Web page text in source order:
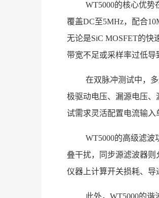
WT5000的核心优势
覆盖DC至5MHz，配合
无论是SiC MOSFET的快
带宽不足或采样率过低导
在双脉冲测试中，
极驱动电压、漏源电压
试需求灵活配置电流输入
WT5000的高级滤
叠干扰，同步源滤波器
仪器上计算开关损耗、导
此外，WT5000的